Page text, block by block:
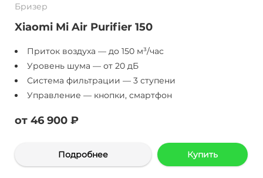
Бризер
Xiaomi Mi Air Purifier 150
Приток воздуха — до 150 м³/час
Уровень шума — от 20 дБ
Система фильтрации — 3 ступени
Управление — кнопки, смартфон
от 46 900 ₽
Подробнее Купить